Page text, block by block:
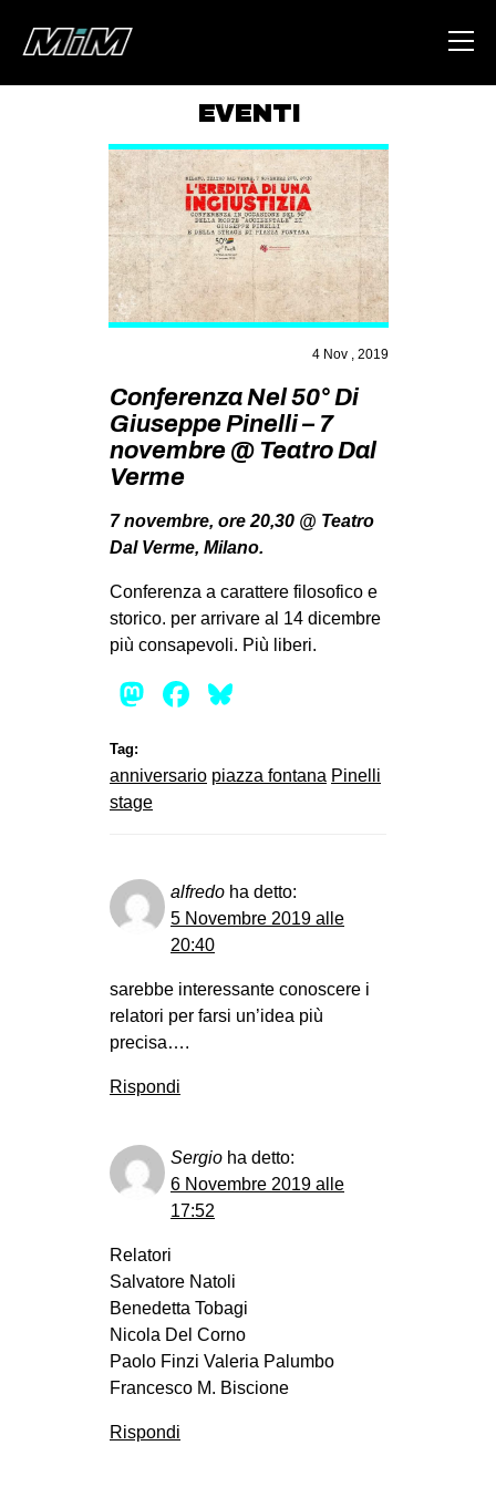
ABOUT
AREA
DEGENERAZIONE
GAZA FREESTYLE
CSOA LAMBRETTA
MSM
STUDENTI TSUNAMI
ZAM
MOBILITAZIONI
SPAZI
SPORT POPOLARE
AMBIENTE
DIRITTO ALL’ABITARE
PRECARIATO
REPRESSIONE
CULTURE
MUSICA
RECENSIONI
INTERNAZIONALE
AFRICA
AMERICHE
ESTREMO ORIENTE
EUROPA
EVENTI
4 Nov , 2019
Conferenza Nel 50° Di
Giuseppe Pinelli – 7
novembre @ Teatro Dal
Verme
7 novembre, ore 20,30 @ Teatro
Dal Verme, Milano.
Conferenza a carattere filosofico e
storico. per arrivare al 14 dicembre
più consapevoli. Più liberi.
Mastodon
Facebook
Tag:
anniversario piazza fontana Pinelli
stage
alfredo ha detto:
5 Novembre 2019 alle
20:40
sarebbe interessante conoscere i
relatori per farsi un’idea più
precisa….
Rispondi
Sergio ha detto:
6 Novembre 2019 alle
17:52
Relatori
Salvatore Natoli
Benedetta Tobagi
Nicola Del Corno
Paolo Finzi Valeria Palumbo
Francesco M. Biscione
Rispondi